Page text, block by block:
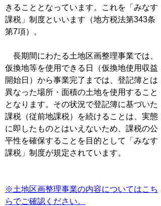
きることとなっています。これを「みなす
課税」制度といいます（地方税法第343条
第7項）。
長期間にわたる土地区画整理事業では、
仮換地等を使用できる日（仮換地使用収益
開始日）から事業完了までは、登記簿とは
異なった場所・面積の土地を使用すること
となります。その状況で登記簿に基づいた
課税（従前地課税）を続けることは、実態
に即したものとはいえないため、課税の公
平性を確保することを目的として「みなす
課税」制度が規定されています。
※土地区画整理事業の内容についてはこち
らでご確認ください。